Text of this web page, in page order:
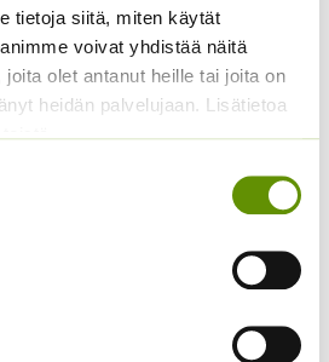
tietoja siitä, miten käytät
voivat yhdistää näitä
olet antanut heille tai joita on
heidän palvelujaan. Lisätietoa
Öljypellava, eri kokoja
saatavilla
Öljypellava, koristekäyttöön.
Hintaluokka:
21,50 €
Sisältää